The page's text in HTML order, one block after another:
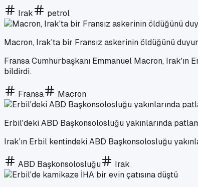
Irak petrol
Macron, Irak'ta bir Fransız askerinin öldüğünü
Fransa Cumhurbaşkanı Emmanuel Macron, Irak'ın
bildirdi.
Fransa Macron
Erbil'deki ABD Başkonsolosluğu yakınlarında
Irak'ın Erbil kentindeki ABD Başkonsolosluğu
ABD Başkonsolosluğu Irak